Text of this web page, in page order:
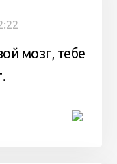
мозг, тебе